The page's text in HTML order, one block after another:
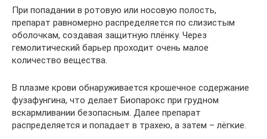
При попадании в ротовую или носовую полость,
препарат равномерно распределяется по слизистым
оболочкам, создавая защитную плёнку. Через
гемолитический барьер проходит очень малое
количество вещества.
В плазме крови обнаруживается крошечное содержание
фузафунгина, что делает Биопарокс при грудном
вскармливании безопасным. Далее препарат
распределяется и попадает в трахею, а затем – лёгкие.